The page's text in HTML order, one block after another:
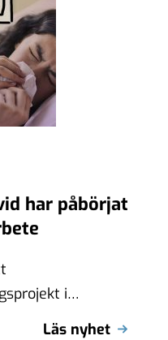
har påbörjat
i
Läs nyhet